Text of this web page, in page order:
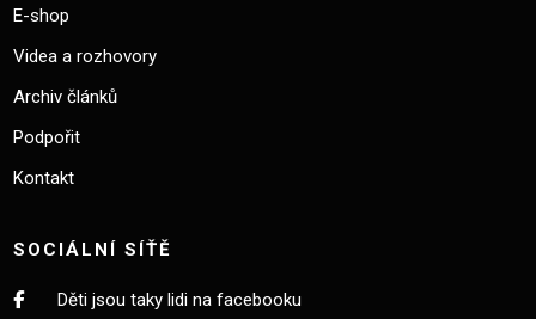
E-shop
Videa a rozhovory
Archiv článků
Podpořit
Kontakt
SOCIÁLNÍ SÍŤĚ
Děti jsou taky lidi na facebooku